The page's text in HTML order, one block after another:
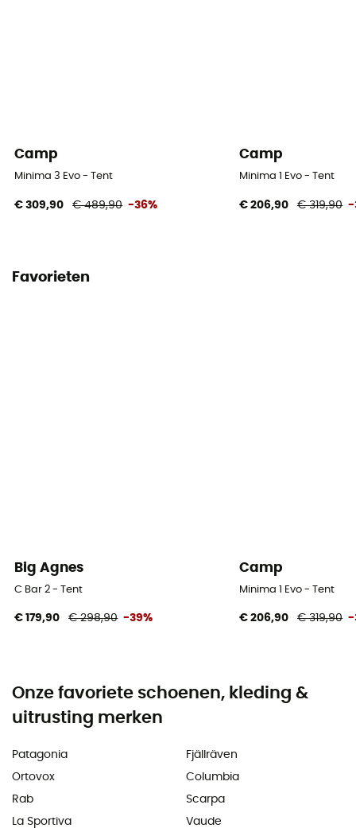
Camp
Minima 3 Evo - Tent
€ 309,90 € 489,90 -36%
Camp
Minima 1 Evo - Tent
€ 206,90 € 319,90 -
Favorieten
Big Agnes
C Bar 2 - Tent
€ 179,90 € 298,90 -39%
Camp
Minima 1 Evo - Tent
€ 206,90 € 319,90 -
Onze favoriete schoenen, kleding &
uitrusting merken
Patagonia
Ortovox
Rab
La Sportiva
Fjällräven
Columbia
Scarpa
Vaude